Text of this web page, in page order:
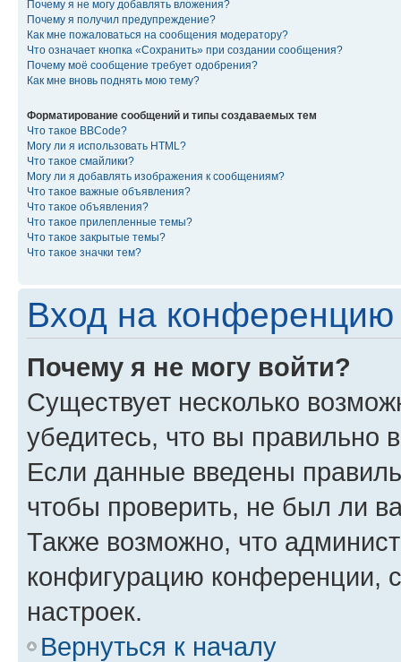
Почему я не могу добавлять вложения?
Почему я получил предупреждение?
Как мне пожаловаться на сообщения модератору?
Что означает кнопка «Сохранить» при создании сообщения?
Почему моё сообщение требует одобрения?
Как мне вновь поднять мою тему?
Форматирование сообщений и типы создаваемых тем
Что такое BBCode?
Могу ли я использовать HTML?
Что такое смайлики?
Могу ли я добавлять изображения к сообщениям?
Что такое важные объявления?
Что такое объявления?
Что такое прилепленные темы?
Что такое закрытые темы?
Что такое значки тем?
Вход на конференцию
Почему я не могу войти?
Существует несколько
убедитесь, что вы правильно
Если данные введены
чтобы проверить, не был ли
Также возможно, что
конфигурацию конференции,
настроек.
Вернуться к началу